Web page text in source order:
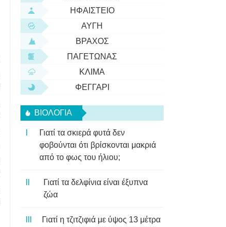
ΗΦΑΊΣΤΕΙΟ
ΑΥΓΉ
ΒΡΆΧΟΣ
ΠΑΓΕΤΏΝΑΣ
ΚΛΊΜΑ
ΦΕΓΓΆΡΙ
ΒΙΟΛΟΓΊΑ
Γιατί τα σκιερά φυτά δεν
φοβούνται ότι βρίσκονται μακριά
από το φως του ήλιου;
Γιατί τα δελφίνια είναι έξυπνα
ζώα
Γιατί η τζιτζιφιά με ύψος 13 μέτρα